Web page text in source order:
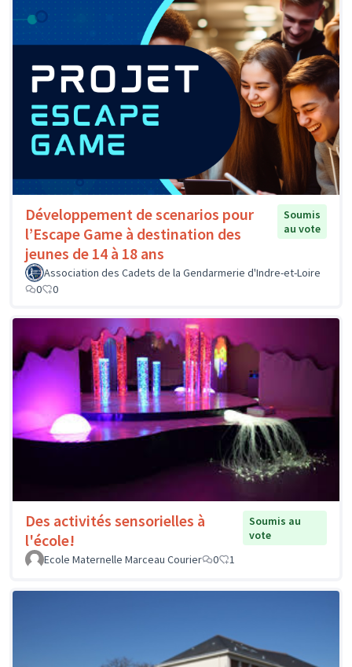
Développement de scenarios pour
l’Escape Game à destination des
jeunes de 14 à 18 ans
Soumis
au vote
Association des Cadets de la Gendarmerie d'Indre-et-Loire
0
0
Des activités sensorielles à
l'école!
Soumis au
vote
Ecole Maternelle Marceau Courier
0 1